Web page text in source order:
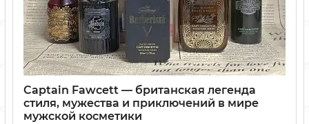
Captain Fawcett — британская легенда
стиля, мужества и приключений в мире
мужской косметики